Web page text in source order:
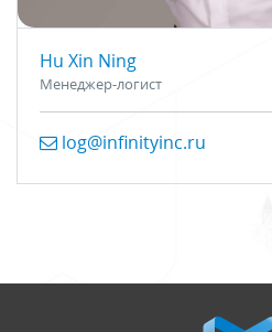
Hu Xin Ning
Менеджер-логист
log@infinityinc.ru